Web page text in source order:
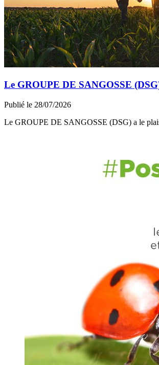
Le GROUPE DE SANGOSSE
Publié le 28/07/2026
Le GROUPE DE SANGOSSE (DSG) a le